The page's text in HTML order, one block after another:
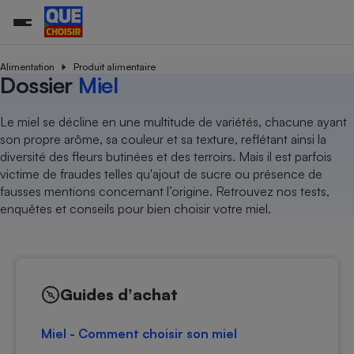
Alimentation Produit alimentaire
Dossier Miel
Le miel se décline en une multitude de variétés, chacune ayant
son propre arôme, sa couleur et sa texture, reflétant ainsi la
diversité des fleurs butinées et des terroirs. Mais il est parfois
victime de fraudes telles qu'ajout de sucre ou présence de
fausses mentions concernant l’origine. Retrouvez nos tests,
enquêtes et conseils pour bien choisir votre miel.
Guides dʼachat
Miel - Comment choisir son mielProduit alimentaire
Carburant
Magasin - Grande surface
Organismes de défense
Système judiciairegratuit
Achat - Vente - Travaux
Copropriété
Location
Sport
Démarche administrative
Famille
Senior
Service marchand
Train
Transport aérien
Toutes les actualités
Enquêtes
Guides d'achat
Conseils
Brèves
Tous les services
Soumettre un litige
Tous nos combats
Nos actions
Nos grandes victoires
Les billets de la présidente
Nos associations locales
nous ?
L’association
Nos missions
Notre méthodologie
Notre financement
Nos partenaires